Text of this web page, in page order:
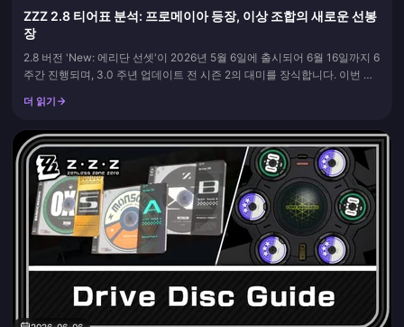
ZZZ 2.8 티어표 분석: 프로메이아 등장, 이상 조합의 새로운 선봉
장
2.8 버전 'New: 에리단 선셋'이 2026년 5월 6일에 출시되어 6월 16일까지 6
주간 진행되며, 3.0 주년 업데이트 전 시즌 2의 대미를 장식합니다. 이번 패
하며, 티어표를 완전히 뒤엎지는 않더라도 순위에 유의미한 변화를 가져옵
더 읽기